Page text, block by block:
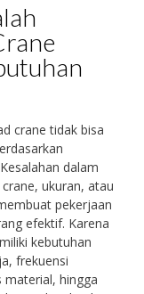
crane tidak bisa
dalam
ukuran, atau
pekerjaan
efektif. Karena
kebutuhan
frekuensi
material, hingga